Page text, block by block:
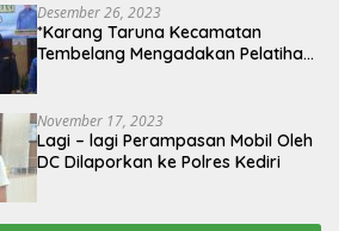
Desember 26, 2023
*Karang Taruna Kecamatan
Tembelang Mengadakan Pelatihan
November 17, 2023
Lagi – lagi Perampasan Mobil Oleh
DC Dilaporkan ke Polres Kediri